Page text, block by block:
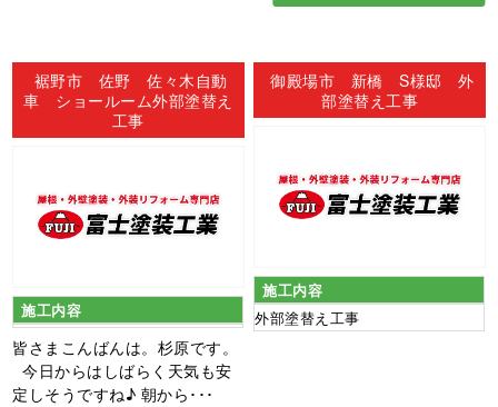
ン
裾野市 佐野 佐々木自動
車 ショールーム外部塗替え
工事
施工内容
皆さまこんばんは。杉原です。
今日からはしばらく天気も安
定しそうですね♪ 朝から･･･
御殿場市 新橋 S様邸 外
部塗替え工事
施工内容
外部塗替え工事